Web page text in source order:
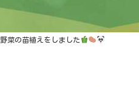
野菜の苗植えをしました